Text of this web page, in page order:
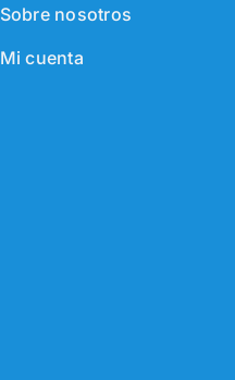
Sobre nosotros
Mi cuenta